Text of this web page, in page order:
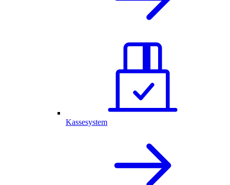
Kassesystem